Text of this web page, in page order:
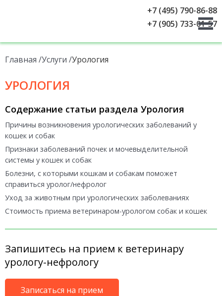
+7 (495) 790-86-88
+7 (905) 733-01-57
Главная Услуги Урология
УРОЛОГИЯ
Содержание статьи раздела Урология
Причины возникновения урологических заболеваний у
кошек и собак
Признаки заболеваний почек и мочевыделительной
системы у кошек и собак
Болезни, с которыми кошкам и собакам поможет
справиться уролог/нефролог
Уход за животным при урологических заболеваниях
Стоимость приема ветеринаром-урологом собак и кошек
Запишитесь на прием к ветеринару
урологу-нефрологу
Записаться на прием